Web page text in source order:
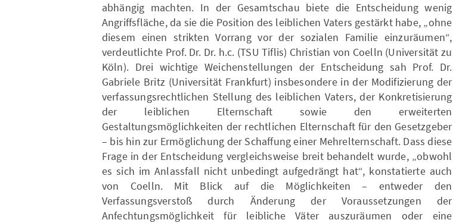
abhängig machten. In der Gesamtschau biete die Entscheidung wenig
Angriffsfläche, da sie die Position des leiblichen Vaters gestärkt habe, „ohne
diesem einen strikten Vorrang vor der sozialen Familie einzuräumen“,
verdeutlichte Prof. Dr. Dr. h.c. (TSU Tiflis) Christian von Coelln (Universität zu
Köln). Drei wichtige Weichenstellungen der Entscheidung sah Prof. Dr.
Gabriele Britz (Universität Frankfurt) insbesondere in der Modifizierung der
verfassungsrechtlichen Stellung des leiblichen Vaters, der Konkretisierung
der leiblichen Elternschaft sowie den erweiterten
Gestaltungsmöglichkeiten der rechtlichen Elternschaft für den Gesetzgeber
– bis hin zur Ermöglichung der Schaffung einer Mehrelternschaft. Dass diese
Frage in der Entscheidung vergleichsweise breit behandelt wurde, „obwohl
es sich im Anlassfall nicht unbedingt aufgedrängt hat“, konstatierte auch
von Coelln. Mit Blick auf die Möglichkeiten – entweder den
Verfassungsverstoß durch Änderung der Voraussetzungen der
Anfechtungsmöglichkeit für leibliche Väter auszuräumen oder eine